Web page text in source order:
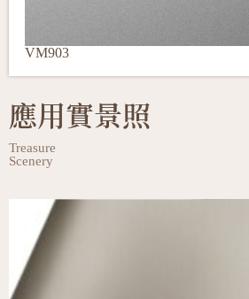
VM903
應用實景照
Treasure
Scenery